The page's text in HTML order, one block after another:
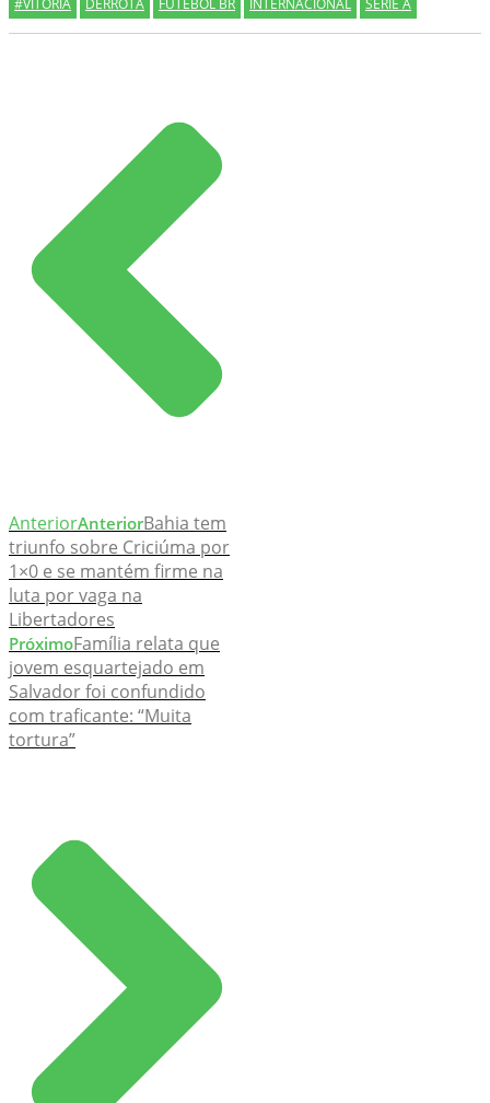
AnteriorAnteriorBahia tem
triunfo sobre Criciúma por
1×0 e se mantém firme na
luta por vaga na
Libertadores
PróximoFamília relata que
jovem esquartejado em
Salvador foi confundido
com traficante: “Muita
tortura”